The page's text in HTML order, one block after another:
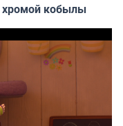
хромой кобылы